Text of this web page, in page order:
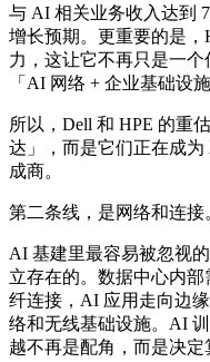
与 AI 相关业务收入达到
增长预期。更重要的是，
力，这让它不再只是一
「AI 网络 + 企业基础设
所以，Dell 和 HPE 的重
达」，而是它们正在成
成商。
第二条线，是网络和连接
AI 基建里最容易被忽视
立存在的。数据中心内
纤连接，AI 应用走向边
络和无线基础设施。AI
越不再是配角，而是决定